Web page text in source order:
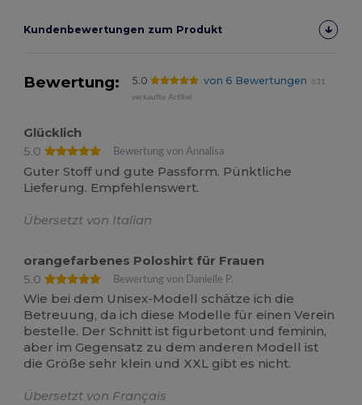
Kundenbewertungen zum Produkt
Bewertung: 5.0 von 6 Bewertungen
631
verkaufte Artikel
Glücklich
5.0
Bewertung von Annalisa
Guter Stoff und gute Passform. Pünktliche
Lieferung. Empfehlenswert.
Übersetzt von Italian
orangefarbenes Poloshirt für Frauen
5.0
Bewertung von Danielle P.
Wie bei dem Unisex-Modell schätze ich die
Betreuung, da ich diese Modelle für einen Verein
bestelle. Der Schnitt ist figurbetont und feminin,
aber im Gegensatz zu dem anderen Modell ist
die Größe sehr klein und XXL gibt es nicht.
Übersetzt von Français